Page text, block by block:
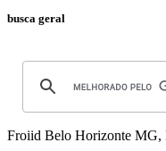
busca geral
Froiid Belo Horizonte MG,